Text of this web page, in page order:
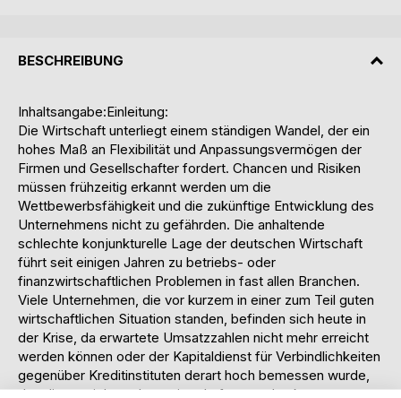
BESCHREIBUNG
Inhaltsangabe:Einleitung:
Die Wirtschaft unterliegt einem ständigen Wandel, der ein
hohes Maß an Flexibilität und Anpassungsvermögen der
Firmen und Gesellschafter fordert. Chancen und Risiken
müssen frühzeitig erkannt werden um die
Wettbewerbsfähigkeit und die zukünftige Entwicklung des
Unternehmens nicht zu gefährden. Die anhaltende
schlechte konjunkturelle Lage der deutschen Wirtschaft
führt seit einigen Jahren zu betriebs- oder
finanzwirtschaftlichen Problemen in fast allen Branchen.
Viele Unternehmen, die vor kurzem in einer zum Teil guten
wirtschaftlichen Situation standen, befinden sich heute in
der Krise, da erwartete Umsatzzahlen nicht mehr erreicht
werden können oder der Kapitaldienst für Verbindlichkeiten
gegenüber Kreditinstituten derart hoch bemessen wurde,
das dieser nicht mehr erwirtschaftet werden kann.